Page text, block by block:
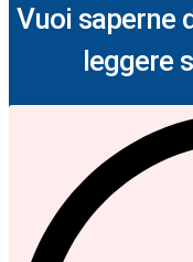
Vuoi saperne
leggere